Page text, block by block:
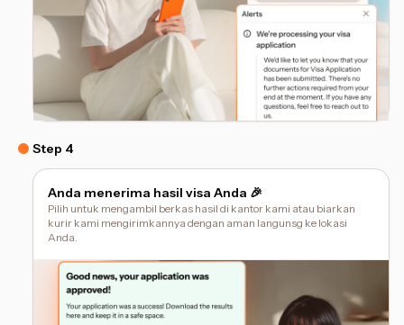
Step 4
Anda menerima hasil visa Anda 🎉
Pilih untuk mengambil berkas hasil di kantor kami atau biarkan
kurir kami mengirimkannya dengan aman langunsg ke lokasi
Anda.